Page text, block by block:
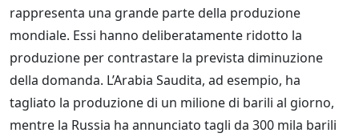
rappresenta una grande parte della produzione
mondiale. Essi hanno deliberatamente ridotto la
produzione per contrastare la prevista diminuzione
della domanda. L’Arabia Saudita, ad esempio, ha
tagliato la produzione di un milione di barili al giorno,
mentre la Russia ha annunciato tagli da 300 mila barili